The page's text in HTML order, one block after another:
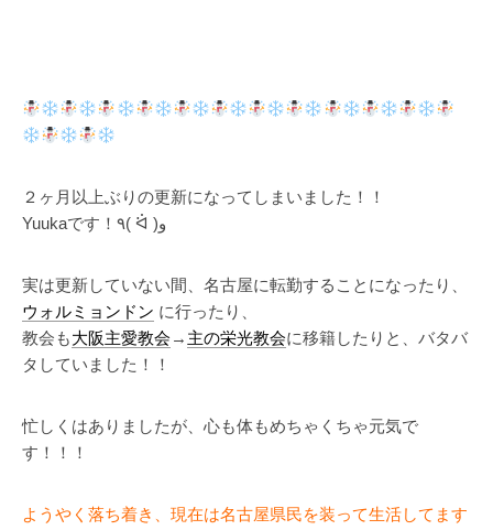
２ヶ月以上ぶりの更新になってしまいました！！
Yuukaです！٩( ᐛ )و
実は更新していない間、名古屋に転勤することになったり、
ウォルミョンドン に行ったり、
教会も大阪主愛教会 → 主の栄光教会に移籍したりと、バタバ
タしていました！！
忙しくはありましたが、心も体もめちゃくちゃ元気で
す！！！
ようやく落ち着き、現在は名古屋県民を装って生活してます